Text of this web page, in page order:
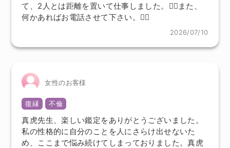
て、2人とは距離を置いて仕事しました。🙆‍♀️また、
何かあればお電話させて下さい。🙇‍♀️
2026/07/10
女性のお客様
復縁 不倫
真虎先生、楽しい鑑定をありがとうございました。
私の性格的に自分のことを人にさらけ出せないた
め、ここまで悩み続けてしまっておりました。真虎